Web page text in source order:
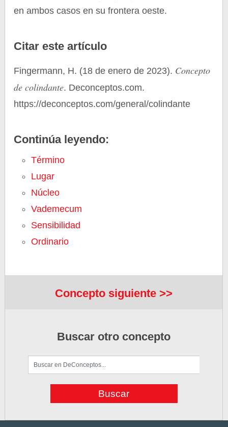
en ambos casos en su frontera oeste.
Citar este artículo
Fingermann, H. (18 de enero de 2023). Concepto
de colindante. Deconceptos.com.
https://deconceptos.com/general/colindante
Continúa leyendo:
Término
Lugar
Núcleo
Vademecum
Sensibilidad
Ordinario
Concepto siguiente >>
Buscar otro concepto